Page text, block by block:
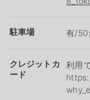
駐車場 有/50
クレジットカ
ード
利用